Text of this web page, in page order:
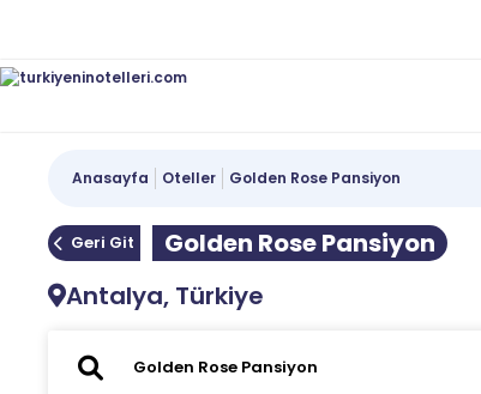
Anasayfa Oteller Golden Rose Pansiyon
Geri Git
Golden Rose Pansiyon
Antalya, Türkiye